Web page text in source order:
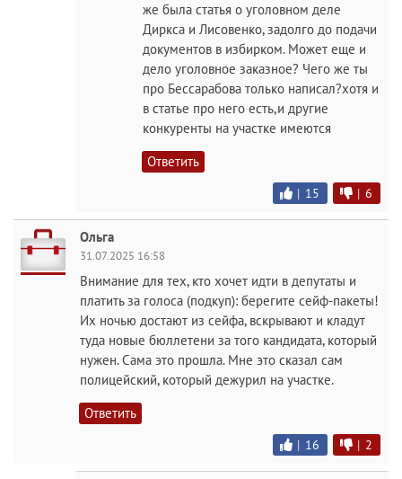
же была статья о уголовном деле
Диркса и Лисовенко, задолго до подачи
документов в избирком. Может еще и
дело уголовное заказное? Чего же ты
про Бессарабова только написал?хотя и
в статье про него есть,и другие
конкуренты на участке имеются
Ответить
| 15 | 6
Ольга
31.07.2025 16:58
Внимание для тех, кто хочет идти в депутаты и
платить за голоса (подкуп): берегите сейф-пакеты!
Их ночью достают из сейфа, вскрывают и кладут
туда новые бюллетени за того кандидата, который
нужен. Сама это прошла. Мне это сказал сам
полицейский, который дежурил на участке.
Ответить
| 16 | 2